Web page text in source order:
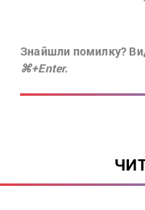
Знайшли помилку?
⌘+Enter.